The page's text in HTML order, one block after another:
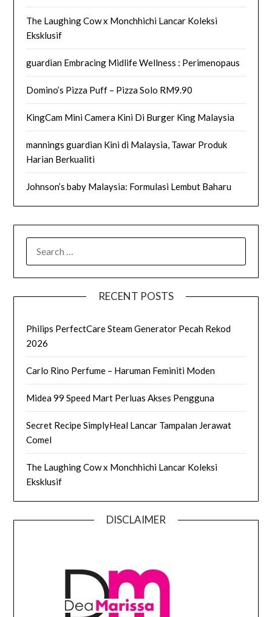
The Laughing Cow x Monchhichi Lancar Koleksi
Eksklusif
guardian Embracing Midlife Wellness : Perimenopaus
Domino’s Pizza Puff – Pizza Solo RM9.90
KingCam Mini Camera Kini Di Burger King Malaysia
mannings guardian Kini di Malaysia, Tawar Produk
Harian Berkualiti
Johnson’s baby Malaysia: Formulasi Lembut Baharu
RECENT POSTS
Philips PerfectCare Steam Generator Pecah Rekod
2026
Carlo Rino Perfume – Haruman Feminiti Moden
Midea 99 Speed Mart Perluas Akses Pengguna
Secret Recipe SimplyHeal Lancar Tampalan Jerawat
Comel
The Laughing Cow x Monchhichi Lancar Koleksi
Eksklusif
DISCLAIMER